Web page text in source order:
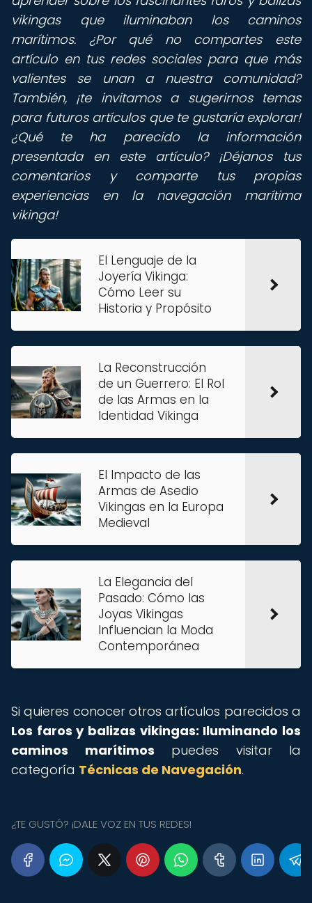
vikingas que iluminaban los caminos
marítimos. ¿Por qué no compartes este
artículo en tus redes sociales para que más
valientes se unan a nuestra comunidad?
También, ¡te invitamos a sugerirnos temas
para futuros artículos que te gustaría explorar!
¿Qué te ha parecido la información
presentada en este artículo? ¡Déjanos tus
comentarios y comparte tus propias
experiencias en la navegación marítima
vikinga!
El Lenguaje de la
Joyería Vikinga:
Cómo Leer su
Historia y Propósito
La Reconstrucción
de un Guerrero: El Rol
de las Armas en la
Identidad Vikinga
El Impacto de las
Armas de Asedio
Vikingas en la Europa
Medieval
La Elegancia del
Pasado: Cómo las
Joyas Vikingas
Influencian la Moda
Contemporánea
Si quieres conocer otros artículos parecidos a
Los faros y balizas vikingas: Iluminando los
caminos marítimos puedes visitar la
categoría Técnicas de Navegación.
¿TE GUSTÓ? ¡DALE VOZ EN TUS REDES!